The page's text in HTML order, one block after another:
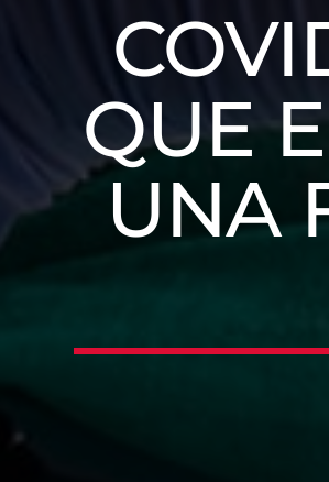
QUE
UNA